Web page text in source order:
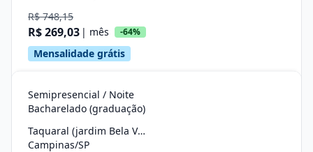
R$ 748,15
R$ 269,03 | mês -64%
Mensalidade grátis
Semipresencial / Noite
Bacharelado (graduação)
Taquaral (jardim Bela Vista)
Campinas/SP